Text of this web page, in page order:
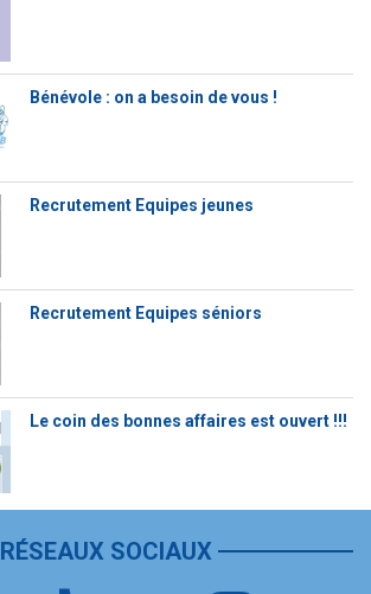
Bénévole : on a besoin de vous !
Recrutement Equipes jeunes
Recrutement Equipes séniors
Le coin des bonnes affaires est ouvert !!!
RÉSEAUX SOCIAUX